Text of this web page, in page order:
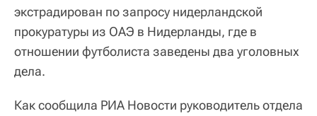
экстрадирован по запросу нидерландской
прокуратуры из ОАЭ в Нидерланды, где в
отношении футболиста заведены два уголовных
дела.
Как сообщила РИА Новости руководитель отдела